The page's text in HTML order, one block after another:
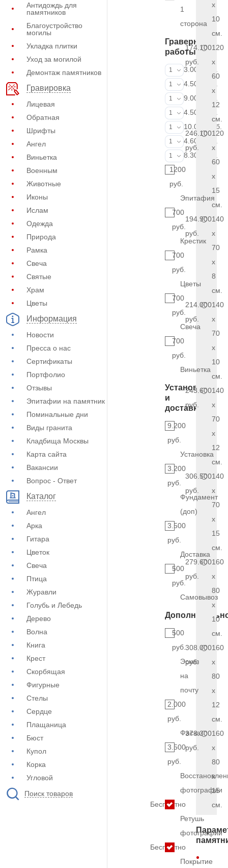
Антидождь для
памятников
Благоустройство
могилы
Укладка плитки
Уход за могилой
Демонтаж памятников
Гравировка
Лицевая
Обратная
Шрифты
Ангел
Виньетка
Военным
Животные
Иконы
Ислам
Одежда
Природа
Рамка
Свеча
Святые
Храм
Цветы
Информация
Новости
Пресса о нас
Сертификаты
Портфолио
Отзывы
Эпитафии на памятник
Поминальные дни
Виды гранита
Кладбища Москвы
Карта сайта
Вакансии
Вопрос - Ответ
Каталог
Ангел
Арка
Гитара
Цветок
Свеча
Птица
Журавли
Голубь и Лебедь
Дерево
Волна
Книга
Крест
Скорбящая
Фигурные
Стелы
Сердце
Плащаница
Бюст
Купол
Корка
Угловой
Поиск товаров
1
сторона
Граверные
работы
ФИО и даты
1
3.000 руб.
ФИО и даты
1
4.500 руб.
ФИО и даты
1
9.000 руб.
Портрет
1
4.500 руб.
Портрет
1
10.000 руб.
Фотокерамика
1
4.600 руб.
Фото на
1
8.300 руб.
1200
руб.
Эпитафия
700
руб.
Крестик
700
руб.
Цветы
700
руб.
Свеча
700
руб.
Виньетка
Установка
и
доставка
9.200
руб.
Установка
3.200
руб.
Фундамент
(доп)
3.500
руб.
Доставка
500
руб.
Самовывоз
500
руб.
Эскиз
на
почту
2.000
руб.
Фаска
3.500
руб.
фотографии
Бесплатно
Ретушь
фотографии
Бесплатно
Покрытие
x
10
см.
174.100
руб.
120
x
60
x
12
см.
246.100
руб.
120
x
60
x
15
см.
194.900
руб.
140
x
70
x
8
см.
214.000
руб.
140
x
70
x
10
см.
243.600
руб.
140
x
70
x
12
см.
306.500
руб.
140
x
70
x
15
см.
279.600
руб.
160
x
80
x
10
см.
308.000
руб.
160
x
80
x
12
см.
373.300
руб.
160
x
80
x
15
см.